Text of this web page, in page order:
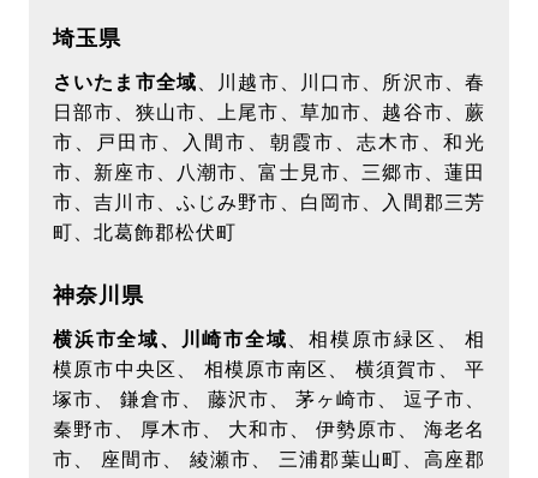
ターゲティング広告（サイト閲覧情報などをもと
にユーザーの興味・関心にあわせて広告を配信す
る広告手法）を行っております。その際、ユーザ
ーのサイト訪問履歴情報を採取するためCookieを
使用しています（ただし、個人を特定・識別でき
るような情報は一切含まれておりません）
広告配信事業者は 当該Cookieを使用して当ウェ
を配信します。この広告の無効化を希望されるユ
ーザーは 広告配信事業者のオプトアウトページに
アクセスして、Cookie の使用を無効にできま
す。ブラウザの変更、Cookieの削除及び新しい
PCへ変更等の場合には再度設定が必要となりま
す。
埼玉県
さいたま市全域 、川越市、川口市、所沢市、春
日部市、狭山市、上尾市、草加市、越谷市、蕨
市、戸田市、入間市、朝霞市、志木市、和光
市、新座市、八潮市、富士見市、三郷市、蓮田
市、吉川市、ふじみ野市、白岡市、入間郡三芳
町、北葛飾郡松伏町
神奈川県
横浜市全域、川崎市全域 、相模原市緑区、 相
模原市中央区、 相模原市南区、 横須賀市、 平
塚市、 鎌倉市、 藤沢市、 茅ヶ崎市、 逗子市、
秦野市、 厚木市、 大和市、 伊勢原市、 海老名
市、 座間市、 綾瀬市、 三浦郡葉山町、高座郡